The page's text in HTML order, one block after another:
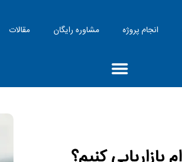
انجام پروژه مشاوره رایگان مقالات